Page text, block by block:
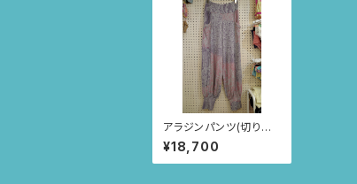
アラジンパンツ(切り替
えポケット付き) size
L (メランジグレー/ペイ
ズリー柄) 48
¥18,700